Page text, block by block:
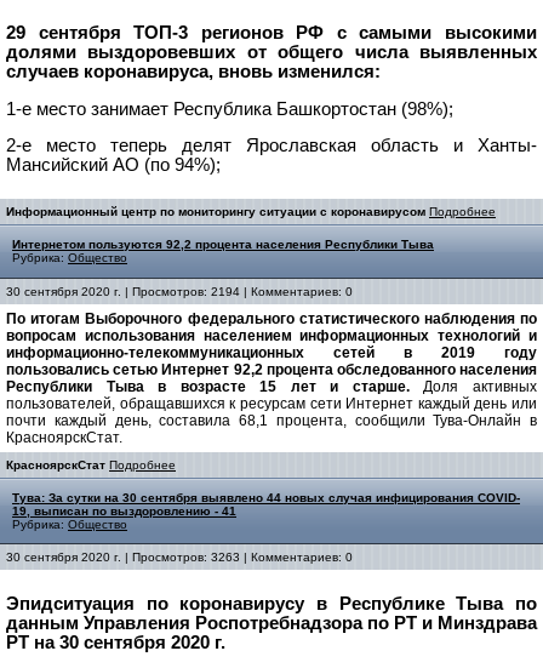
29 сентября ТОП-3 регионов РФ с самыми высокими
долями выздоровевших от общего числа выявленных
случаев коронавируса, вновь изменился:
1-е место занимает Республика Башкортостан (98%);
2-е место теперь делят Ярославская область и Ханты-
Мансийский АО (по 94%);
Информационный центр по мониторингу ситуации с коронавирусом Подробнее
Интернетом пользуются 92,2 процента населения Республики Тыва
Рубрика: Общество
30 сентября 2020 г. | Просмотров: 2194 | Комментариев: 0
По итогам Выборочного федерального статистического наблюдения по
вопросам использования населением информационных технологий и
информационно-телекоммуникационных сетей в 2019 году
пользовались сетью Интернет 92,2 процента обследованного населения
Республики Тыва в возрасте 15 лет и старше.Доля активных
пользователей, обращавшихся к ресурсам сети Интернет каждый день или
почти каждый день, составила 68,1 процента, сообщили Тува-Онлайн в
КрасноярскСтат.
КрасноярскСтат Подробнее
Тува: За сутки на 30 сентября выявлено 44 новых случая инфицирования COVID-
19, выписан по выздоровлению - 41
Рубрика: Общество
30 сентября 2020 г. | Просмотров: 3263 | Комментариев: 0
Эпидситуация по коронавирусу в Республике Тыва по
данным Управления Роспотребнадзора по РТ и Минздрава
РТ на 30 сентября 2020 г.